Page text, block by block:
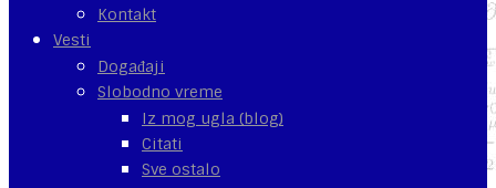
Kontakt
Vesti
Događaji
Slobodno vreme
Iz mog ugla (blog)
Citati
Sve ostalo